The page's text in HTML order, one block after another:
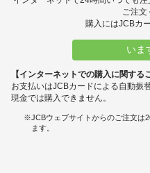
ご注文
購入にはJCBカ
いま
【インターネットでの購入に関する
お支払いはJCBカードによる自動振
現金では購入できません。
JCBウェブサイトからのご注文は
ます。